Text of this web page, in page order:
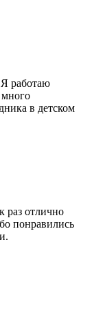
работаю
много
в детском
раз отлично
понравились